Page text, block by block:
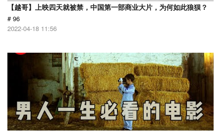
【越哥】上映四天就被禁，中国第一部商业大片，为何如此狼狈？
# 96
2022-04-18 11:56